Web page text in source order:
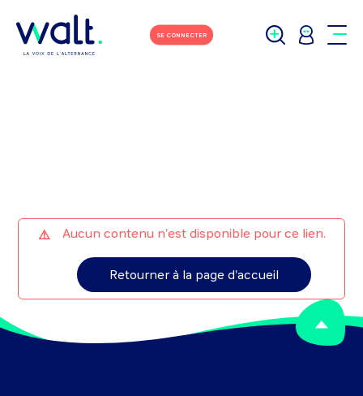
SE CONNECTER
M'écrire
Aucun contenu n'est disponible pour ce lien.
Retourner à la page d'accueil